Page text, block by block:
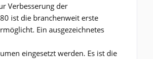
Verbesserung der
ist die branchenweit erste
Ein ausgezeichnetes
eingesetzt werden. Es ist die